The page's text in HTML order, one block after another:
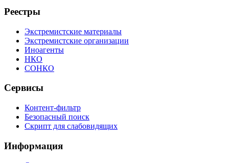
Реестры
Экстремистские материалы
Экстремистские организации
Иноагенты
НКО
СОНКО
Сервисы
Контент-фильтр
Безопасный поиск
Скрипт для слабовидящих
Информация